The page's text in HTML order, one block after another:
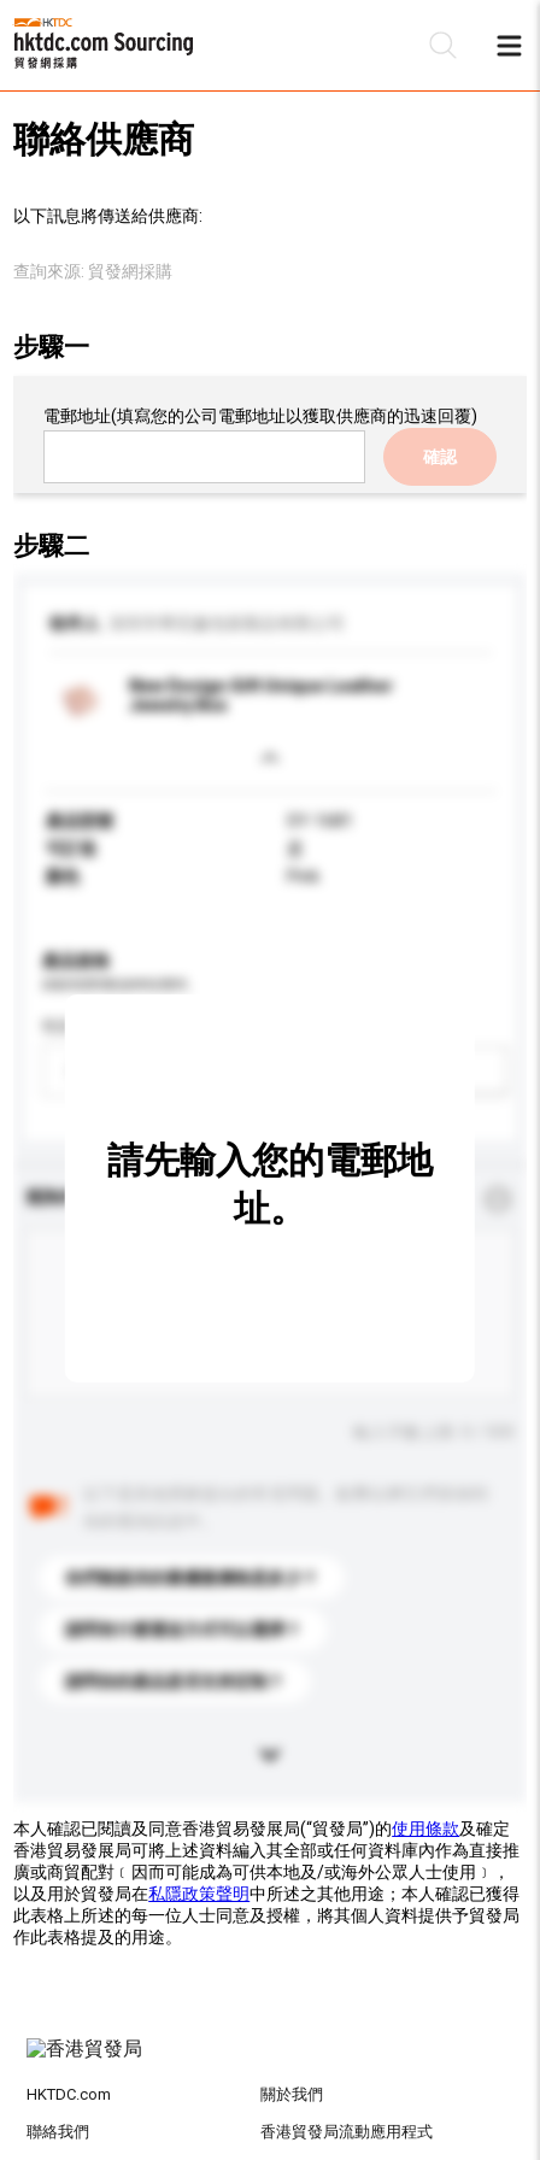
聯絡供應商
以下訊息將傳送給供應商:
查詢來源: 貿發網採購
步驟一
電郵地址(填寫您的公司電郵地址以獲取供應商的迅速回覆)
確認
步驟二
收件人
New Design Gift Unique Leather
Jewelry Box
產品型號
SY-1681
可訂造
是
顏色
Pink
產品規格
查詢內容
你們能提供的最優惠價格是多少？
請問有什麼運送方式可以選擇？
請問你的產品是否支持定制？
請先輸入您的電郵地
址。
本人確認已閱讀及同意香港貿易發展局(“貿發局”)的使用條款及確定
香港貿易發展局可將上述資料編入其全部或任何資料庫內作為直接推
廣或商貿配對﹝因而可能成為可供本地及/或海外公眾人士使用﹞，
以及用於貿發局在私隱政策聲明中所述之其他用途；本人確認已獲得
此表格上所述的每一位人士同意及授權，將其個人資料提供予貿發局
作此表格提及的用途。
HKTDC.com 關於我們
聯絡我們 香港貿發局流動應用程式